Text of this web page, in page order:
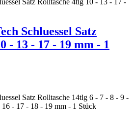
Schluessel Satz
- 13 - 17 - 19 mm - 1